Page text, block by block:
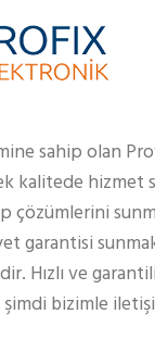
sahip olan
kalitede hizmet
çözümlerini
garantisi
Hızlı ve
şimdi bizimle